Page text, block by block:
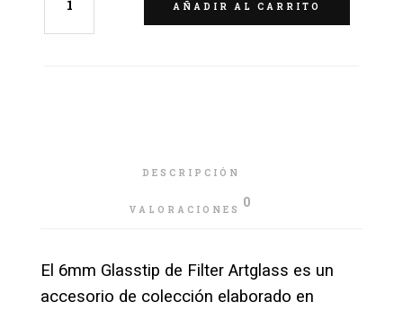
AÑADIR AL CARRITO
DESCRIPCIÓN
VALORACIONES 0
El 6mm Glasstip de Filter Artglass es un
accesorio de colección elaborado en